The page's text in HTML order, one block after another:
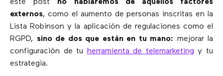
este post no hablaremos de aquellos factores
externos, como el aumento de personas inscritas en la
Lista Robinson y la aplicación de regulaciones como el
RGPD, sino de dos que están en tu mano: mejorar la
configuración de tu herramienta de telemarketing y tu
estrategia.